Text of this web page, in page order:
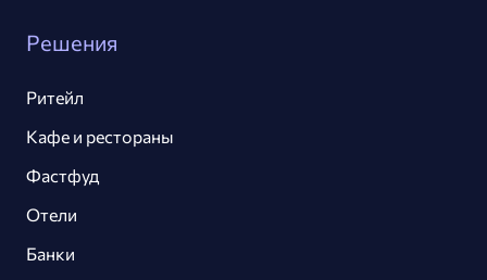
Решения
Ритейл
Кафе и рестораны
Фастфуд
Отели
Банки